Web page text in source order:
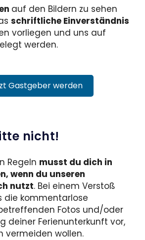
auf den Bildern zu sehen
schriftliche Einverständnis
vorliegen und uns auf
werden.
Gastgeber werden
nicht!
Regeln musst du dich in
wenn du unseren
nutzt. Bei einem Verstoß
die kommentarlose
Fotos und/oder
deiner Ferienunterkunft vor,
vermeiden wollen.